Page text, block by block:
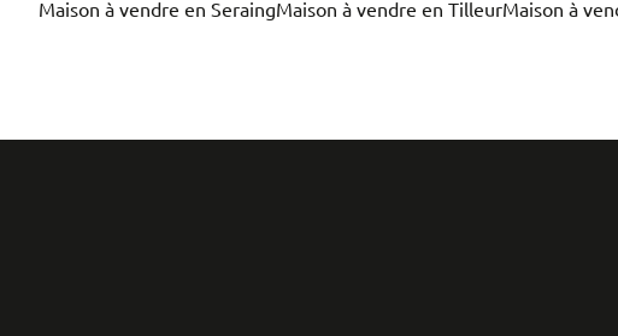
Maison à vendre en SeraingMaison à vendre en TilleurMaison à